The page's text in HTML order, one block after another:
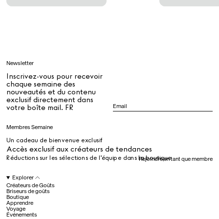
Tous
Dr Stolberg's Daily Habits to Support Your Inner Health
Newsletter
Inscrivez-vous pour recevoir
chaque semaine des
nouveautés et du contenu
exclusif directement dans
votre boîte mail. FR
Membres Semaine
Accès exclusif aux créateurs de tendances
Réductions sur les sélections de l’équipe dans la boutique
Un cadeau de bienvenue exclusif
Rejoindre en tant que membre
Explorer
Créateurs de Goûts
Briseurs de goûts
Boutique
Apprendre
Voyage
Événements